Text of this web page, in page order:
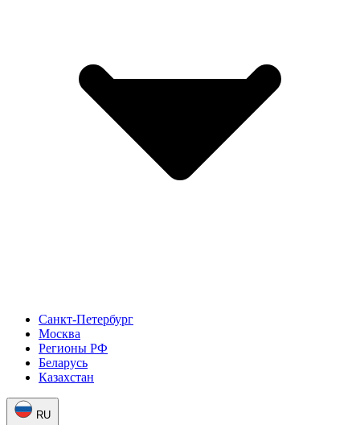
Санкт-Петербург
Москва
Регионы РФ
Беларусь
Казахстан
RU